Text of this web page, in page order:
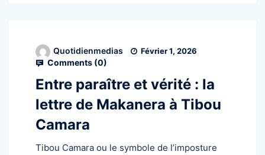
Quotidienmedias Février 1, 2026
Comments (0)
Entre paraître et vérité : la
lettre de Makanera à Tibou
Camara
Tibou Camara ou le symbole de l’imposture